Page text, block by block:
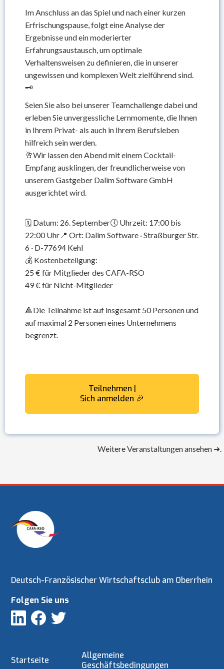
Im Anschluss an das Spiel und nach einer kurzen
Erfrischungspause, folgt eine Analyse der
Ergebnisse und ein moderierter
Erfahrungsaustausch, um optimale
Verhaltensweisen zu definieren, die in unserer
ungewissen und komplexen Welt zielführend sind.
🗝️
Seien Sie also bei unserer Teamchallenge dabei und
erleben Sie unvergessliche Lernmomente, die Ihnen
in Ihrem Privat- als auch in Ihrem Berufsleben
hilfreich sein werden.
🥂Wir lassen den Abend mit einem Cocktail-
Empfang ausklingen, der freundlicherweise von
unserem Gastgeber Dalim Software GmbH
ausgerichtet wird.
🗓️ Datum: 26. September🕔 Uhrzeit: 17:00 bis
22:00 Uhr📍 Ort: Dalim Software · Straßburger Str.
6 · D-77694 Kehl
💰 Kostenbeteligung:
25 € für Mitglieder des CAFA-RSO
49 € für Nicht-Mitglieder
🔺Die Teilnahme ist auf insgesamt 50 Personen und
auf maximal 2 Personen eines Unternehmens
begrenzt.
Teilnehmen |
Sich anmelden 🎉
Weitere Veranstaltungen ansehen ➜.
Startseite
Allgemeine
Geschäftsbedingungen
Deutsch-Französischer Wirtschaftsclub am Oberrhein
Folgen Sie uns